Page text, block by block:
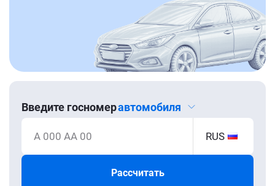
Введите госномеравтомобиля
А 000 АА 00 RUS
Рассчитать